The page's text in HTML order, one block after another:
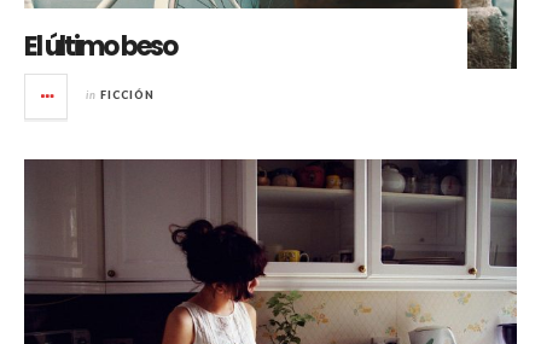
El último beso
in FICCIÓN